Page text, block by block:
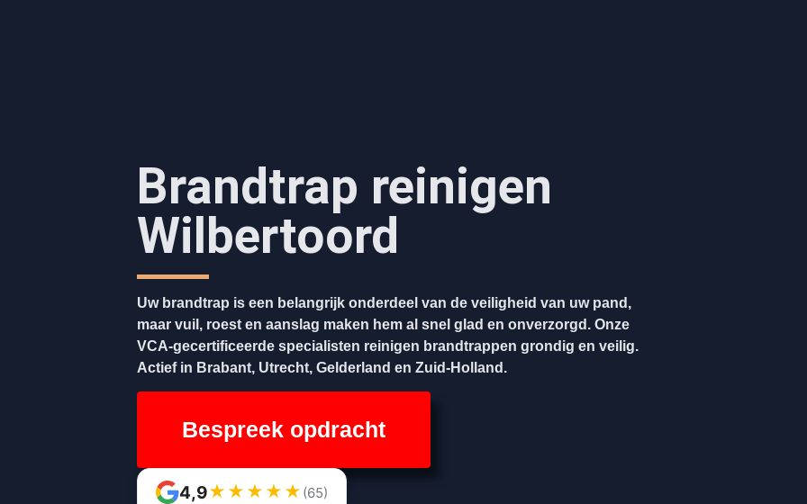
Brandtrap reinigen
Wilbertoord
Uw brandtrap is een belangrijk onderdeel van de veiligheid van uw pand,
maar vuil, roest en aanslag maken hem al snel glad en onverzorgd. Onze
VCA-gecertificeerde specialisten reinigen brandtrappen grondig en veilig.
Actief in Brabant, Utrecht, Gelderland en Zuid-Holland.
Bespreek opdracht
4,9★ ★ ★ ★ ★ (65)